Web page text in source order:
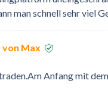
man schnell sehr viel
von Max
Anfang mit